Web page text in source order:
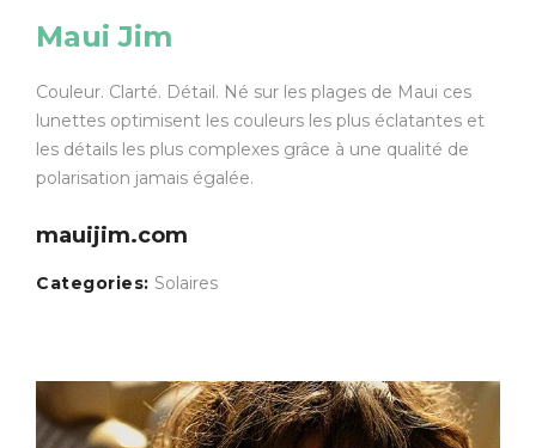
Maui Jim
Couleur. Clarté. Détail. Né sur les plages de Maui ces
lunettes optimisent les couleurs les plus éclatantes et
les détails les plus complexes grâce à une qualité de
polarisation jamais égalée.
mauijim.com
Categories: Solaires